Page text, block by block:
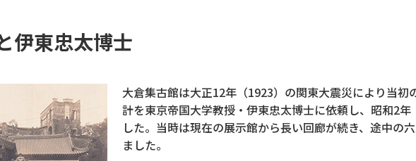
伊東忠太博士
大倉集古館は大正12年（1923）の関東大震災により当
計を東京帝国大学教授・伊東忠太博士に依頼し、昭和2
した。当時は現在の展示館から長い回廊が続き、途中の
ました。